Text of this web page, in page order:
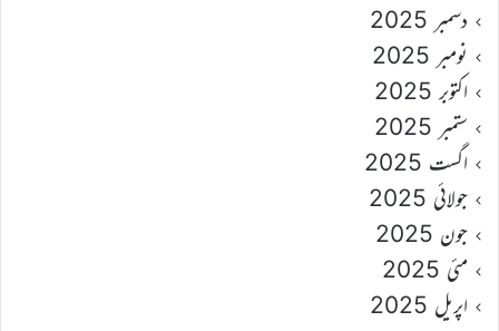
دسمبر 2025
نومبر 2025
اکتوبر 2025
ستمبر 2025
اگست 2025
جولائی 2025
جون 2025
مئی 2025
اپریل 2025